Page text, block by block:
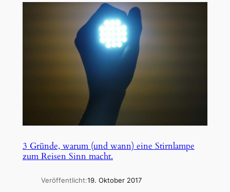
3 Gründe, warum (und wann) eine Stirnlampe
zum Reisen Sinn macht.
Veröffentlicht:19. Oktober 2017